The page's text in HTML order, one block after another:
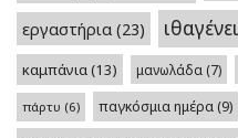
εργαστήρια (23)
καμπάνια(13) μανωλάδα (7)
πάρτυ (6) παγκόσμια ημέρα(9)